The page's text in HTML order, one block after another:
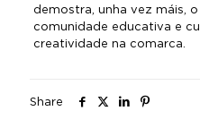
demostra, unha vez máis,
comunidade educativa e
creatividade na comarca.
Share